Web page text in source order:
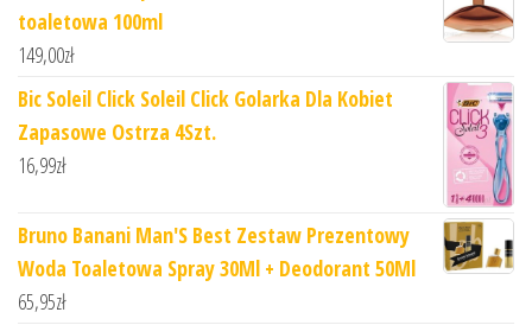
toaletowa 100ml
149,00zł
Bic Soleil Click Soleil Click Golarka Dla Kobiet
Zapasowe Ostrza 4Szt.
16,99zł
Bruno Banani Man'S Best Zestaw Prezentowy
Woda Toaletowa Spray 30Ml + Deodorant 50Ml
65,95zł